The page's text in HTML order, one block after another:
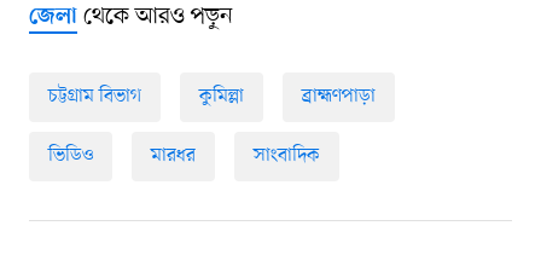
জেলাথেকে আরও পড়ুন
চট্টগ্রাম বিভাগ কুমিল্লা ব্রাহ্মণপাড়া
ভিডিও মারধর সাংবাদিক